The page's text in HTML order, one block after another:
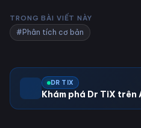
TRONG BÀI VIẾT NÀY
#Phân tích cơ bản
DR TIX
Khám phá Dr TiX trên